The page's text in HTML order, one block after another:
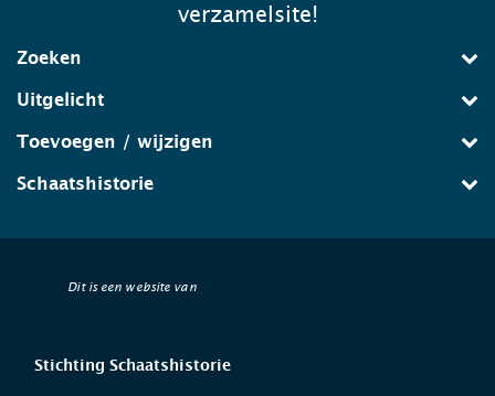
verzamelsite!
Zoeken
Uitgelicht
Toevoegen / wijzigen
Schaatshistorie
Dit is een website van
Stichting Schaatshistorie